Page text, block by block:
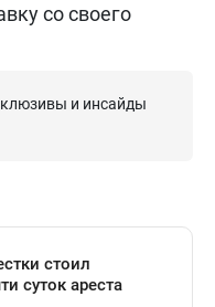
со своего
и инсайды